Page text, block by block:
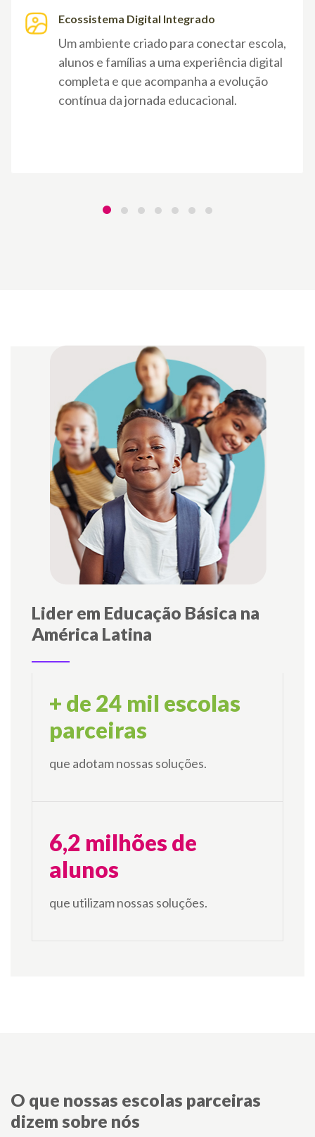
Ecossistema Digital Integrado
Um ambiente criado para conectar escola,
alunos e famílias a uma experiência digital
completa e que acompanha a evolução
contínua da jornada educacional.
Lider em Educação Básica na
América Latina
+ de 24 mil escolas
parceiras
que adotam nossas soluções.
6,2 milhões de
alunos
que utilizam nossas soluções.
O que nossas escolas parceiras
dizem sobre nós